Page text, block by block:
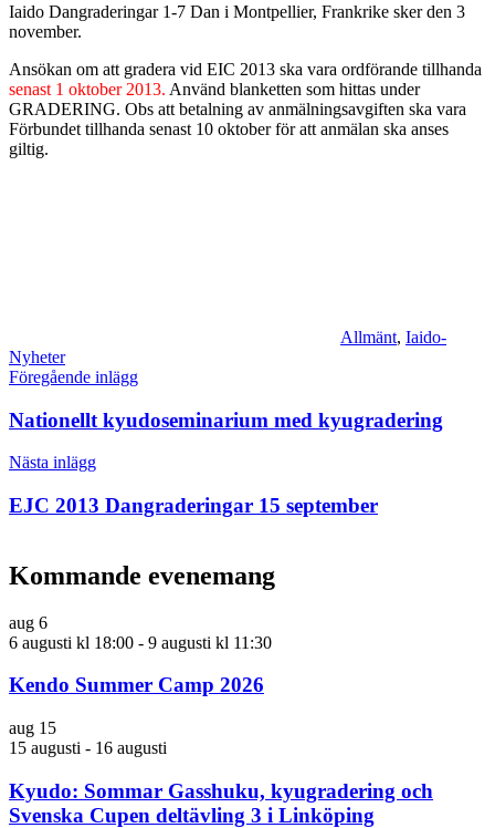
Iaido Dangraderingar 1-7 Dan i Montpellier, Frankrike sker den 3
november.
Ansökan om att gradera vid EIC 2013 ska vara ordförande tillhanda
senast 1 oktober 2013. Använd blanketten som hittas under
GRADERING. Obs att betalning av anmälningsavgiften ska vara
Förbundet tillhanda senast 10 oktober för att anmälan ska anses
giltig.
Allmänt, Iaido-
Nyheter
Inläggsnavigering
Föregående inlägg
Nationellt kyudoseminarium med kyugradering
Nästa inlägg
EJC 2013 Dangraderingar 15 september
Kommande evenemang
aug 6
6 augusti kl 18:00 - 9 augusti kl 11:30
Kendo Summer Camp 2026
aug 15
15 augusti - 16 augusti
Kyudo: Sommar Gasshuku, kyugradering och
Svenska Cupen deltävling 3 i Linköping